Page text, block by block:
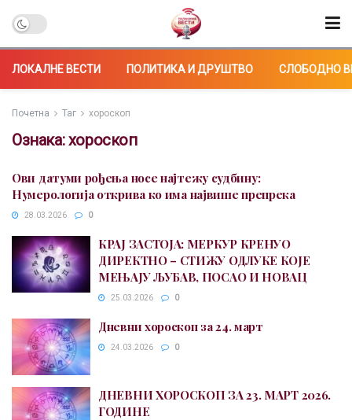
ЛОКАЛНЕ ВЕСТИ ПОЛИТИКА И ДРУШТВО СЛОБОДНО
Почетна Таг хороскоп
Ознака:хороскоп
Ови датуми рођења носе најтежу судбину:
Нумерологија открива ко има највише препрека
28.03.2026 0
КРАЈ ЗАСТОЈА: МЕРКУР КРЕНУО
ДИРЕКТНО – СТИЖУ ОДЛУКЕ КОЈЕ
МЕЊАЈУ ЉУБАВ, ПОСАО И НОВАЦ
25.03.2026 0
Дневни хороскоп за 24. март
24.03.2026 0
ДНЕВНИ ХОРОСКОП ЗА 23. МАРТ 2026.
ГОДИНЕ